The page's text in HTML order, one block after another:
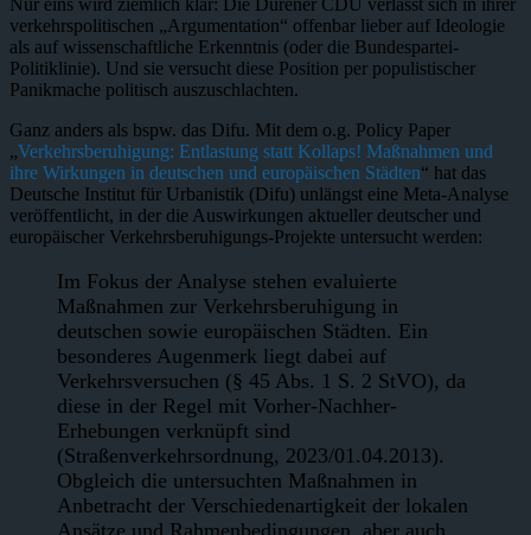
Nur eins wird ziemlich klar: Die Dürener CDU verlässt sich in ihrer
verkehrspolitischen „Argumentation“ offenbar lieber auf Ideologie
als auf wissenschaftliche Erkenntnis (oder die Bundespartei-
Politiklinie). Und sie versucht diese Position per populistischer
Panikmache politisch auszuschlachten.
Ganz anders als bspw. das Difu. Mit dem o.g. Policy Paper
„Verkehrsberuhigung: Entlastung statt Kollaps! Maßnahmen und
ihre Wirkungen in deutschen und europäischen Städten“ hat das
Deutsche Institut für Urbanistik (Difu) unlängst eine Meta-Analyse
veröffentlicht, in der die Auswirkungen aktueller deutscher und
europäischer Verkehrsberuhigungs-Projekte untersucht werden:
Im Fokus der Analyse stehen evaluierte
Maßnahmen zur Verkehrsberuhigung in
deutschen sowie europäischen Städten. Ein
besonderes Augenmerk liegt dabei auf
Verkehrsversuchen (§ 45 Abs. 1 S. 2 StVO), da
diese in der Regel mit Vorher-Nachher-
Erhebungen verknüpft sind
(Straßenverkehrsordnung, 2023/01.04.2013).
Obgleich die untersuchten Maßnahmen in
Anbetracht der Verschiedenartigkeit der lokalen